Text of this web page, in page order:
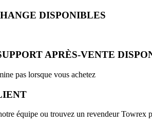
DISPONIBLES
APRÈS-VENTE
pas lorsque vous achetez
équipe ou trouvez un revendeur Towrex